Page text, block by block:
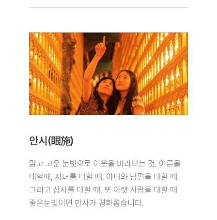
안시(眼施)
맑고 고운 눈빛으로 이웃을 바라보는 것. 어른을
대할때, 자녀를 대할 때, 아내와 남편을 대할 때,
그리고 상사를 대할 때, 또 아랫 사람을 대할 때
좋은눈빛이면 만사가 평화롭습니다.